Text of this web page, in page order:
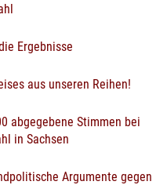
Ergebnisse
aus unseren Reihen!
abgegebene Stimmen bei
in Sachsen
Argumente gegen